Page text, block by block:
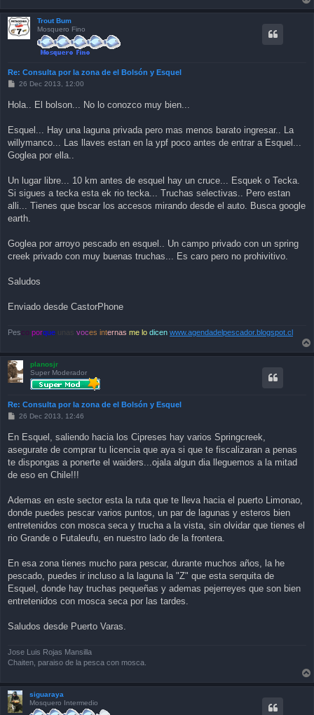
Trout Bum
Mosquero Fino
Re: Consulta por la zona de el Bolsón y Esquel
P
t
26 Dec 2013, 12:00
Hola.. El bolson... No lo conozco muy bien...
Esquel... Hay una laguna privada pero mas menos barato ingresar.. La
willymanco... Las llaves estan en la ypf poco antes de entrar a Esquel...
Goglea por ella..
Un lugar libre... 10 km antes de esquel hay un cruce... Esquek o Tecka.
Si sigues a tecka esta ek rio tecka... Truchas selectivas.. Pero estan
alli... Tienes que bscar los accesos mirando desde el auto. Busca google
earth.
Goglea por arroyo pescado en esquel.. Un campo privado con un spring
creek privado con muy buenas truchas... Es caro pero no prohivitivo.
Saludos
Enviado desde CastorPhone
Pesco porque unas voces internas me lo dicen www.agendadelpescador.blogspot.cl
planosjr
Super Moderador
Re: Consulta por la zona de el Bolsón y Esquel
P
t
26 Dec 2013, 12:46
En Esquel, saliendo hacia los Cipreses hay varios Springcreek,
asegurate de comprar tu licencia que aya si que te fiscalizaran a penas
te dispongas a ponerte el waiders...ojala algun dia lleguemos a la mitad
de eso en Chile!!!
Ademas en este sector esta la ruta que te lleva hacia el puerto Limonao,
donde puedes pescar varios puntos, un par de lagunas y esteros bien
entretenidos con mosca seca y trucha a la vista, sin olvidar que tienes el
rio Grande o Futaleufu, en nuestro lado de la frontera.
En esa zona tienes mucho para pescar, durante muchos años, la he
pescado, puedes ir incluso a la laguna la "Z" que esta serquita de
Esquel, donde hay truchas pequeñas y ademas pejerreyes que son bien
entretenidos con mosca seca por las tardes.
Saludos desde Puerto Varas.
Jose Luis Rojas Mansilla
Chaiten, paraiso de la pesca con mosca.
siguaraya
Mosquero Intermedio